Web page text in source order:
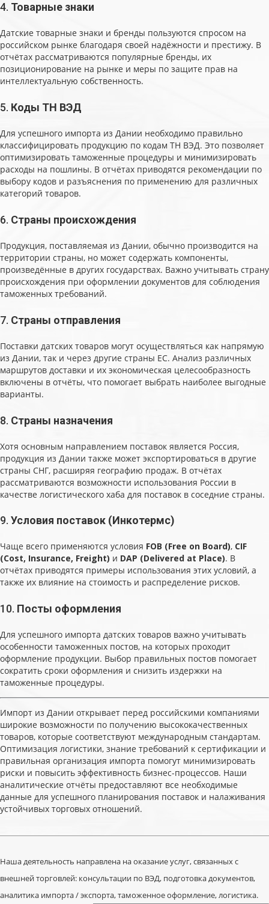
4. Товарные знаки
Датские товарные знаки и бренды пользуются спросом на
российском рынке благодаря своей надёжности и престижу. В
отчётах рассматриваются популярные бренды, их
позиционирование на рынке и меры по защите прав на
интеллектуальную собственность.
5. Коды ТН ВЭД
Для успешного импорта из Дании необходимо правильно
классифицировать продукцию по кодам ТН ВЭД. Это позволяет
оптимизировать таможенные процедуры и минимизировать
расходы на пошлины. В отчётах приводятся рекомендации по
выбору кодов и разъяснения по применению для различных
категорий товаров.
6. Страны происхождения
Продукция, поставляемая из Дании, обычно производится на
территории страны, но может содержать компоненты,
произведённые в других государствах. Важно учитывать страну
происхождения при оформлении документов для соблюдения
таможенных требований.
7. Страны отправления
Поставки датских товаров могут осуществляться как напрямую
из Дании, так и через другие страны ЕС. Анализ различных
маршрутов доставки и их экономическая целесообразность
включены в отчёты, что помогает выбрать наиболее выгодные
варианты.
8. Страны назначения
Хотя основным направлением поставок является Россия,
продукция из Дании также может экспортироваться в другие
страны СНГ, расширяя географию продаж. В отчётах
рассматриваются возможности использования России в
качестве логистического хаба для поставок в соседние страны.
9. Условия поставок (Инкотермс)
Чаще всего применяются условия FOB (Free on Board), CIF
(Cost, Insurance, Freight) и DAP (Delivered at Place). В
отчётах приводятся примеры использования этих условий, а
также их влияние на стоимость и распределение рисков.
10. Посты оформления
Для успешного импорта датских товаров важно учитывать
особенности таможенных постов, на которых проходит
оформление продукции. Выбор правильных постов помогает
сократить сроки оформления и снизить издержки на
таможенные процедуры.
Импорт из Дании открывает перед российскими компаниями
широкие возможности по получению высококачественных
товаров, которые соответствуют международным стандартам.
Оптимизация логистики, знание требований к сертификации и
правильная организация импорта помогут минимизировать
риски и повысить эффективность бизнес-процессов. Наши
аналитические отчёты предоставляют все необходимые
данные для успешного планирования поставок и налаживания
устойчивых торговых отношений.
Наша деятельность направлена на оказание услуг, связанных с
внешней торговлей: консультации по ВЭД, подготовка документов,
аналитика импорта / экспорта, таможенное оформление, логистика.